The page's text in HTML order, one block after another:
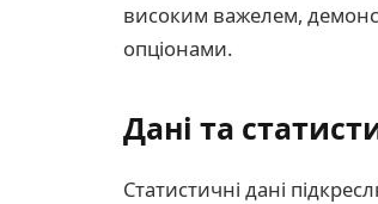
високим важелем,
опціонами.
Дані та
Статистичні дані